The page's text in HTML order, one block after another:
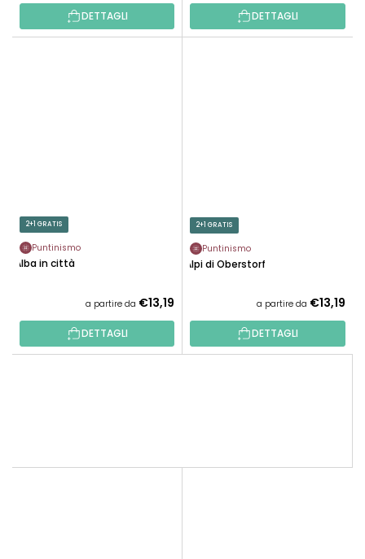
DETTAGLI DETTAGLI
2+1 GRATIS
Puntinismo
Alba in città
a partire da €13,19
DETTAGLI
2+1 GRATIS
Puntinismo
Alpi di Oberstorf
a partire da €13,19
DETTAGLI